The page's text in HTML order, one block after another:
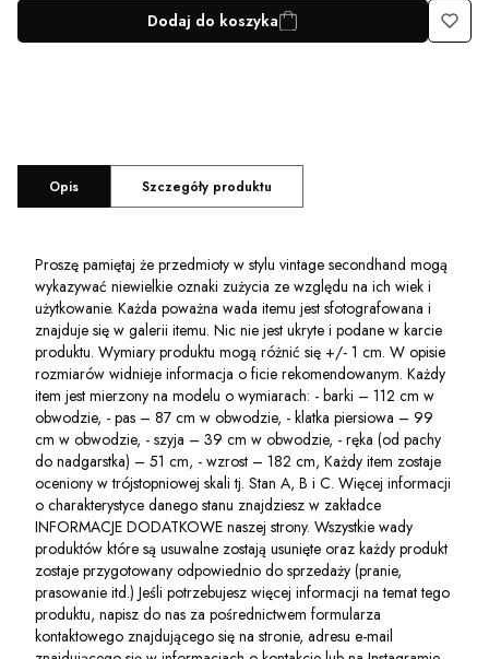
Dodaj do koszyka
Opis Szczegóły produktu
Proszę pamiętaj że przedmioty w stylu vintage secondhand mogą
wykazywać niewielkie oznaki zużycia ze względu na ich wiek i
użytkowanie. Każda poważna wada itemu jest sfotografowana i
znajduje się w galerii itemu. Nic nie jest ukryte i podane w karcie
produktu. Wymiary produktu mogą różnić się +/- 1 cm. W opisie
rozmiarów widnieje informacja o ficie rekomendowanym. Każdy
item jest mierzony na modelu o wymiarach: - barki – 112 cm w
obwodzie, - pas – 87 cm w obwodzie, - klatka piersiowa – 99
cm w obwodzie, - szyja – 39 cm w obwodzie, - ręka (od pachy
do nadgarstka) – 51 cm, - wzrost – 182 cm, Każdy item zostaje
oceniony w trójstopniowej skali tj. Stan A, B i C. Więcej informacji
o charakterystyce danego stanu znajdziesz w zakładce
INFORMACJE DODATKOWE naszej strony. Wszystkie wady
produktów które są usuwalne zostają usunięte oraz każdy produkt
zostaje przygotowany odpowiednio do sprzedaży (pranie,
prasowanie itd.) Jeśli potrzebujesz więcej informacji na temat tego
produktu, napisz do nas za pośrednictwem formularza
kontaktowego znajdującego się na stronie, adresu e-mail